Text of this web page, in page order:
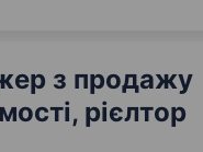
з продажу
рієлтор